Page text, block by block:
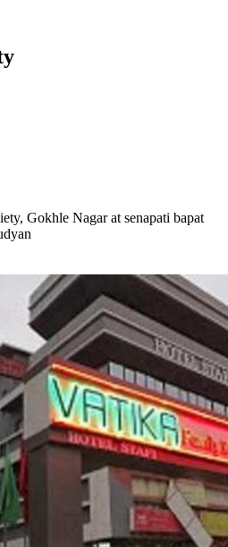
Gokhle Nagar at senapati bapat